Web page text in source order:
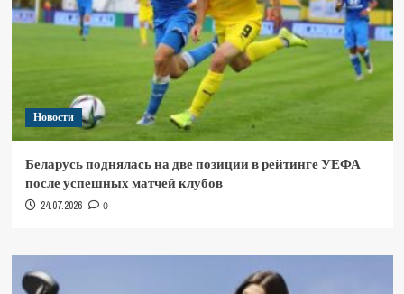
Новости
Беларусь поднялась на две позиции в рейтинге УЕФА
после успешных матчей клубов
24.07.2026 0